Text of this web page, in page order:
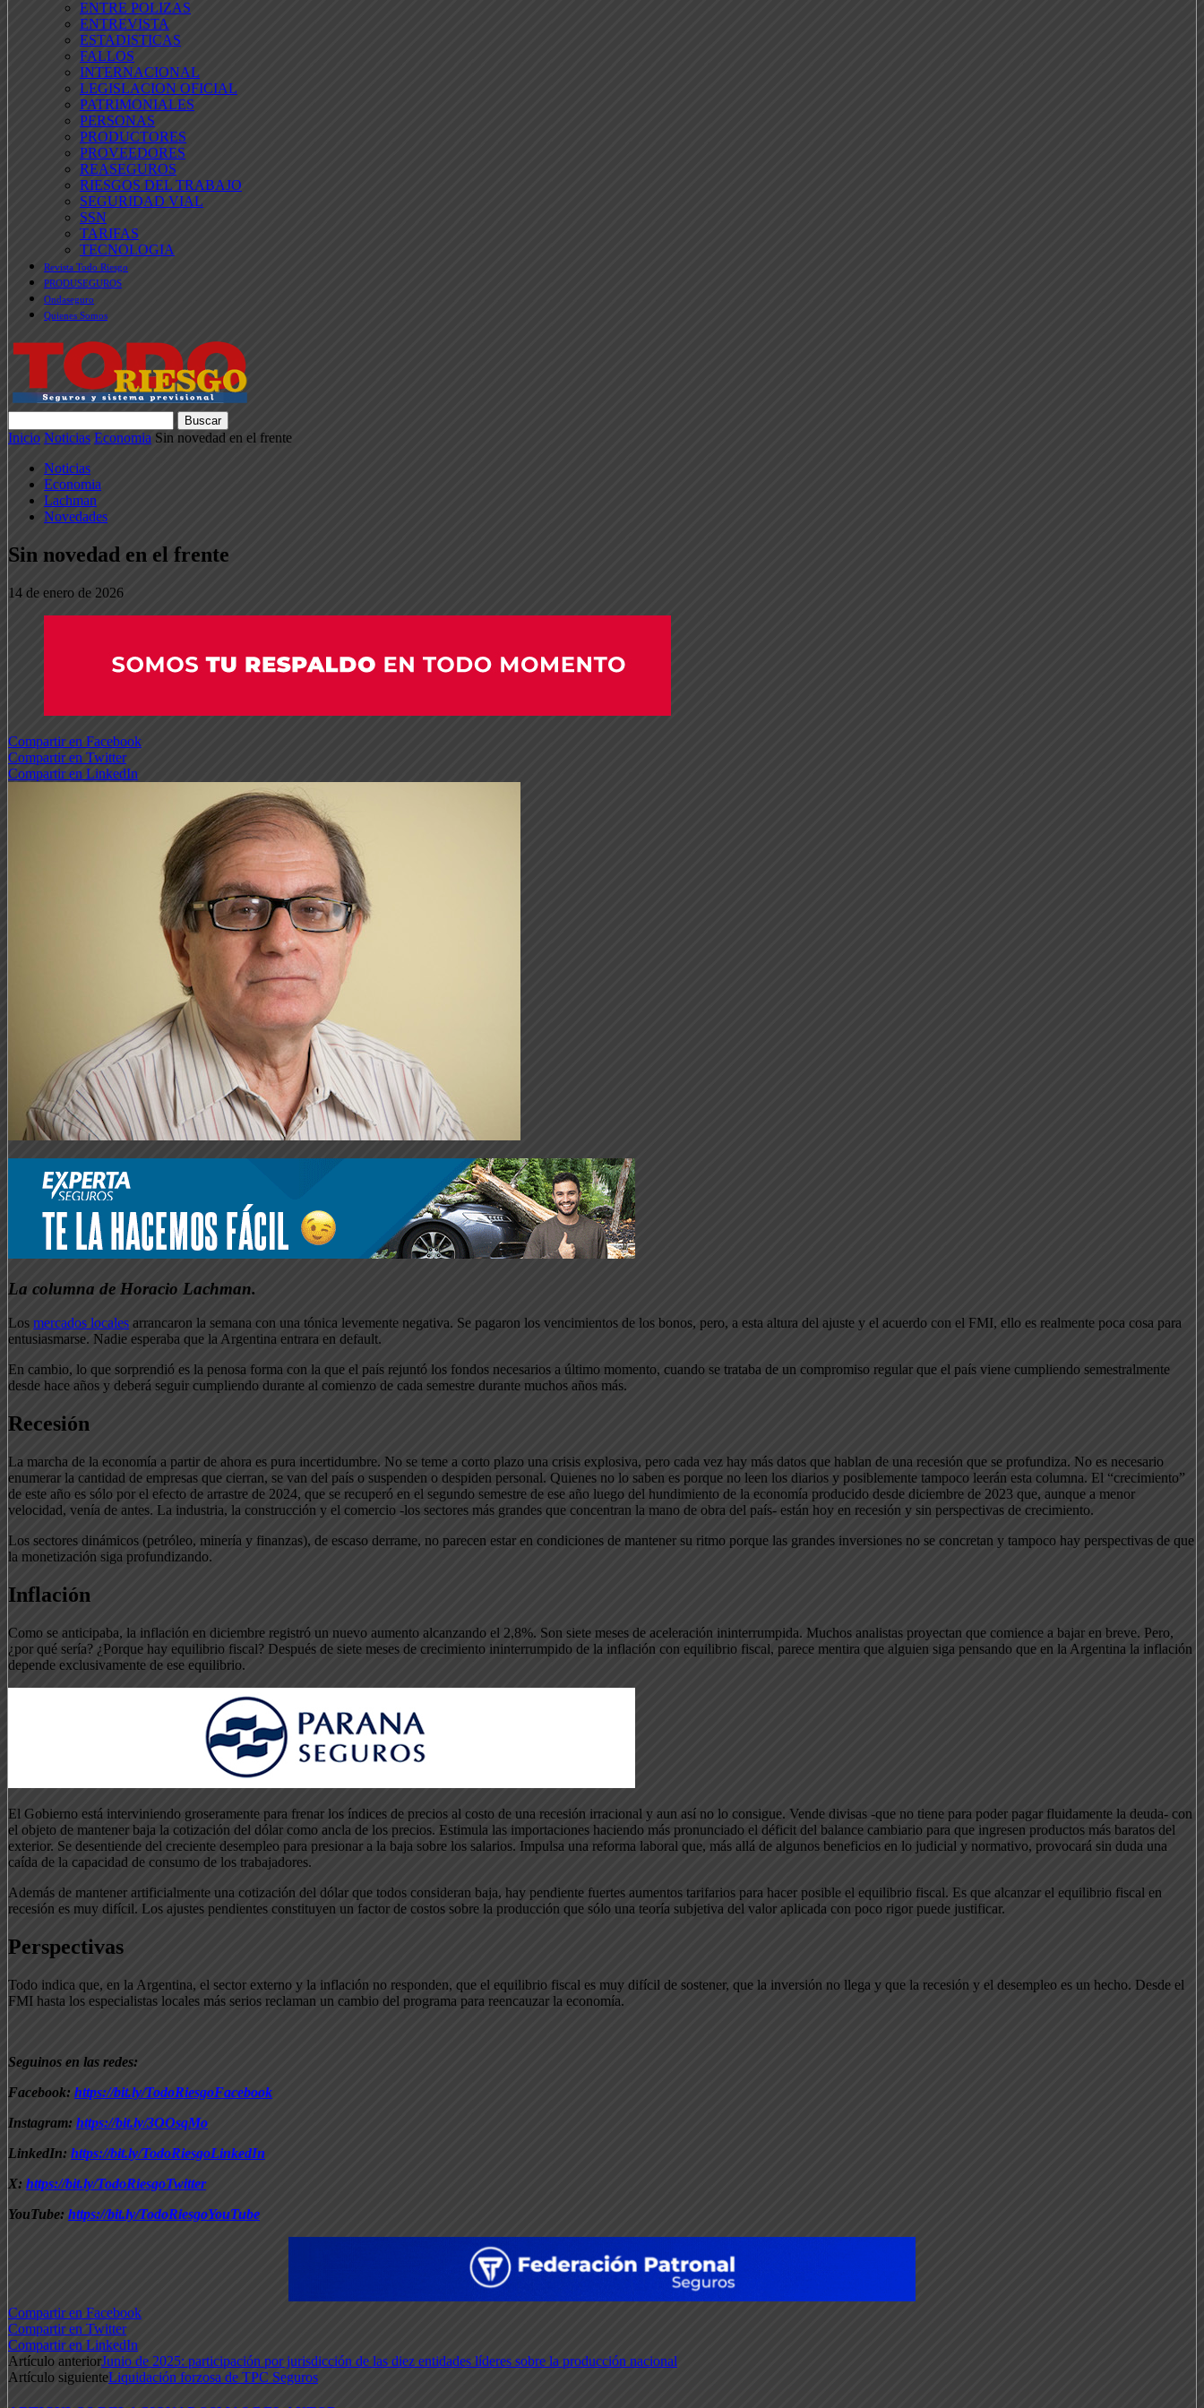
ENTRE POLIZAS
ENTREVISTA
ESTADISTICAS
FALLOS
INTERNACIONAL
LEGISLACION OFICIAL
PATRIMONIALES
PERSONAS
PRODUCTORES
PROVEEDORES
REASEGUROS
RIESGOS DEL TRABAJO
SEGURIDAD VIAL
SSN
TARIFAS
TECNOLOGIA
Revista Todo Riesgo
PRODUSEGUROS
Ondaseguro
Quienes Somos
Inicio Noticias Economia Sin novedad en el frente
Noticias
Economia
Lachman
Novedades
Sin novedad en el frente
14 de enero de 2026
Compartir en Facebook
Compartir en Twitter
Compartir en LinkedIn
La columna de Horacio Lachman.
Los mercados locales arrancaron la semana con una tónica levemente negativa. Se pagaron los vencimientos de los bonos, pero, a esta altura del ajuste y el acuerdo con el FMI, ello es realmente poca cosa para
entusiasmarse. Nadie esperaba que la Argentina entrara en default.
En cambio, lo que sorprendió es la penosa forma con la que el país rejuntó los fondos necesarios a último momento, cuando se trataba de un compromiso regular que el país viene cumpliendo semestralmente
desde hace años y deberá seguir cumpliendo durante al comienzo de cada semestre durante muchos años más.
Recesión
La marcha de la economía a partir de ahora es pura incertidumbre. No se teme a corto plazo una crisis explosiva, pero cada vez hay más datos que hablan de una recesión que se profundiza. No es necesario
enumerar la cantidad de empresas que cierran, se van del país o suspenden o despiden personal. Quienes no lo saben es porque no leen los diarios y posiblemente tampoco leerán esta columna. El “crecimiento”
de este año es sólo por el efecto de arrastre de 2024, que se recuperó en el segundo semestre de ese año luego del hundimiento de la economía producido desde diciembre de 2023 que, aunque a menor
velocidad, venía de antes. La industria, la construcción y el comercio -los sectores más grandes que concentran la mano de obra del país- están hoy en recesión y sin perspectivas de crecimiento.
Los sectores dinámicos (petróleo, minería y finanzas), de escaso derrame, no parecen estar en condiciones de mantener su ritmo porque las grandes inversiones no se concretan y tampoco hay perspectivas de que
la monetización siga profundizando.
Inflación
Como se anticipaba, la inflación en diciembre registró un nuevo aumento alcanzando el 2,8%. Son siete meses de aceleración ininterrumpida. Muchos analistas proyectan que comience a bajar en breve. Pero,
¿por qué sería? ¿Porque hay equilibrio fiscal? Después de siete meses de crecimiento ininterrumpido de la inflación con equilibrio fiscal, parece mentira que alguien siga pensando que en la Argentina la inflación
depende exclusivamente de ese equilibrio.
El Gobierno está interviniendo groseramente para frenar los índices de precios al costo de una recesión irracional y aun así no lo consigue. Vende divisas -que no tiene para poder pagar fluidamente la deuda- con
el objeto de mantener baja la cotización del dólar como ancla de los precios. Estimula las importaciones haciendo más pronunciado el déficit del balance cambiario para que ingresen productos más baratos del
exterior. Se desentiende del creciente desempleo para presionar a la baja sobre los salarios. Impulsa una reforma laboral que, más allá de algunos beneficios en lo judicial y normativo, provocará sin duda una
caída de la capacidad de consumo de los trabajadores.
Además de mantener artificialmente una cotización del dólar que todos consideran baja, hay pendiente fuertes aumentos tarifarios para hacer posible el equilibrio fiscal. Es que alcanzar el equilibrio fiscal en
recesión es muy difícil. Los ajustes pendientes constituyen un factor de costos sobre la producción que sólo una teoría subjetiva del valor aplicada con poco rigor puede justificar.
Perspectivas
Todo indica que, en la Argentina, el sector externo y la inflación no responden, que el equilibrio fiscal es muy difícil de sostener, que la inversión no llega y que la recesión y el desempleo es un hecho. Desde el
FMI hasta los especialistas locales más serios reclaman un cambio del programa para reencauzar la economía.
Seguinos en las redes:
Facebook: https://bit.ly/TodoRiesgoFacebook
Instagram: https://bit.ly/3OOsqMo
LinkedIn: https://bit.ly/TodoRiesgoLinkedIn
X: https://bit.ly/TodoRiesgoTwitter
YouTube: https://bit.ly/TodoRiesgoYouTube
Compartir en Facebook
Compartir en Twitter
Compartir en LinkedIn
Artículo anteriorJunio de 2025: participación por jurisdicción de las diez entidades líderes sobre la producción nacional
Artículo siguienteLiquidación forzosa de TPC Seguros